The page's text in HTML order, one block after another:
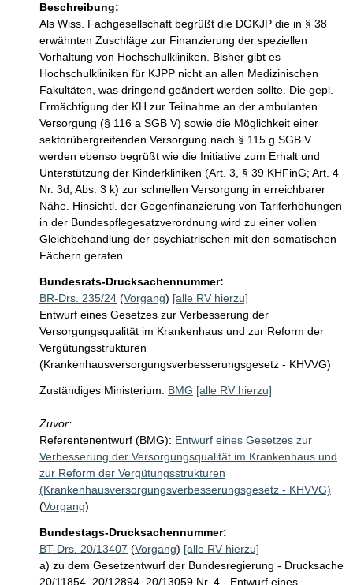
Beschreibung:
Als Wiss. Fachgesellschaft begrüßt die DGKJP die in § 38
erwähnten Zuschläge zur Finanzierung der speziellen
Vorhaltung von Hochschulkliniken. Bisher gibt es
Hochschulkliniken für KJPP nicht an allen Medizinischen
Fakultäten, was dringend geändert werden sollte. Die gepl.
Ermächtigung der KH zur Teilnahme an der ambulanten
Versorgung (§ 116 a SGB V) sowie die Möglichkeit einer
sektorübergreifenden Versorgung nach § 115 g SGB V
werden ebenso begrüßt wie die Initiative zum Erhalt und
Unterstützung der Kinderkliniken (Art. 3, § 39 KHFinG; Art. 4
Nr. 3d, Abs. 3 k) zur schnellen Versorgung in erreichbarer
Nähe. Hinsichtl. der Gegenfinanzierung von Tariferhöhungen
in der Bundespflegesatzverordnung wird zu einer vollen
Gleichbehandlung der psychiatrischen mit den somatischen
Fächern geraten.
Bundesrats-Drucksachennummer:
BR-Drs. 235/24 (Vorgang) [alle RV hierzu]
Entwurf eines Gesetzes zur Verbesserung der
Versorgungsqualität im Krankenhaus und zur Reform der
Vergütungsstrukturen
(Krankenhausversorgungsverbesserungsgesetz - KHVVG)
Zuständiges Ministerium: BMG [alle RV hierzu]
Zuvor:
Referentenentwurf (BMG): Entwurf eines Gesetzes zur
Verbesserung der Versorgungsqualität im Krankenhaus und
zur Reform der Vergütungsstrukturen
(Krankenhausversorgungsverbesserungsgesetz - KHVVG)
(Vorgang)
Bundestags-Drucksachennummer:
BT-Drs. 20/13407 (Vorgang) [alle RV hierzu]
a) zu dem Gesetzentwurf der Bundesregierung - Drucksache
20/11854, 20/12894, 20/13059 Nr. 4 - Entwurf eines